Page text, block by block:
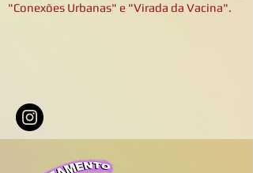
"Conexões Urbanas" e "Virada da Vacina".